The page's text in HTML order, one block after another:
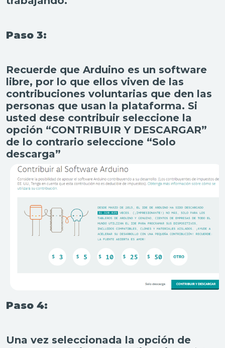
Paso 3:
Recuerde que Arduino es un software
libre, por lo que ellos viven de las
contribuciones voluntarias que den las
personas que usan la plataforma. Si
usted dese contribuir seleccione la
opción “CONTRIBUIR Y DESCARGAR”
de lo contrario seleccione “Solo
descarga”
Paso 4:
Una vez seleccionada la opción de